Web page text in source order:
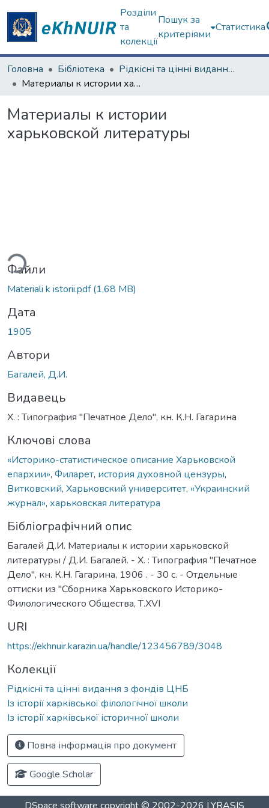
Розділи
та
колекції
Пошук за
критеріями
Статистика
Головна Бібліотека
Рідкісні та цінні видання з фондів ЦНБ
Материалы к истории харьковской литературы
Материалы к истории
харьковской литературы
Файли
Materiali k istorii.pdf(1,68 MB)
Дата
1905
Автори
Багалей, Д.И.
Видавець
Х. : Типография "Печатное Дело", кн. К.Н. Гагарина
Ключові слова
«Историко-статистическое описание Харьковской
епархии», Филарет, история духовной цензуры,
Витковский, Харьковский университет, «Украинский
журнал», харьковская литература
Бібліографічний опис
Багалей Д.И. Материалы к истории харьковской
литературы / Д.И. Багалей. - Х. : Типография "Печатное
Дело", кн. К.Н. Гагарина, 1906 . - 30 с. - Отдельные
оттиски из "Сборника Харьковского Историко-
Филологического Общества, Т.XVI
URI
https://ekhnuir.karazin.ua/handle/123456789/3048
Колекції
Рідкісні та цінні видання з фондів ЦНБ
Із історії харківської філологічної школи
Із історії харківської історичної школи
Повна інформація про документ
Google Scholar